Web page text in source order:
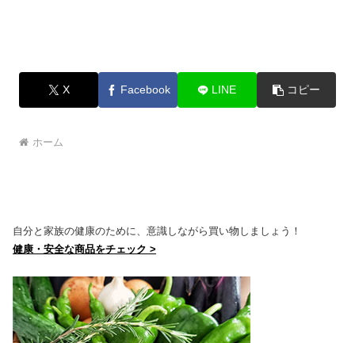
X Facebook LINE コピー
ホーム
自分と家族の健康のために、意識しながら買い物しましょう！
健康・安全な商品をチェック >